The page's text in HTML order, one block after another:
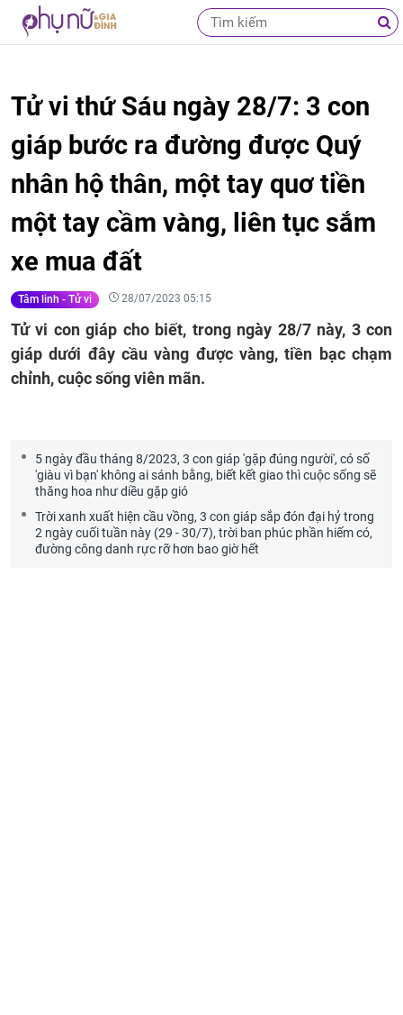
Tử vi thứ Sáu ngày 28/7: 3 con
giáp bước ra đường được Quý
nhân hộ thân, một tay quơ tiền
một tay cầm vàng, liên tục sắm
xe mua đất
Tâm linh - Tử vi 28/07/2023 05:15
Tử vi con giáp cho biết, trong ngày 28/7 này, 3 con
giáp dưới đây cầu vàng được vàng, tiền bạc chạm
chỉnh, cuộc sống viên mãn.
5 ngày đầu tháng 8/2023, 3 con giáp 'gặp đúng người', có số
'giàu vì bạn' không ai sánh bằng, biết kết giao thì cuộc sống sẽ
thăng hoa như diều gặp gió
Trời xanh xuất hiện cầu vồng, 3 con giáp sắp đón đại hỷ trong
2 ngày cuối tuần này (29 - 30/7), trời ban phúc phần hiếm có,
đường công danh rực rỡ hơn bao giờ hết